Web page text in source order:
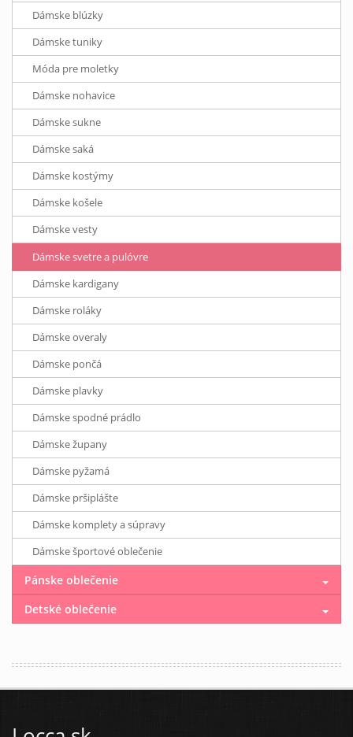
Dámske blúzky
Dámske tuniky
Móda pre moletky
Dámske nohavice
Dámske sukne
Dámske saká
Dámske kostýmy
Dámske košele
Dámske vesty
Dámske svetre a pulóvre
Dámske kardigany
Dámske roláky
Dámske overaly
Dámske pončá
Dámske plavky
Dámske spodné prádlo
Dámske župany
Dámske pyžamá
Dámske pršiplášte
Dámske komplety a súpravy
Dámske športové oblečenie
Pánske oblečenie
Detské oblečenie